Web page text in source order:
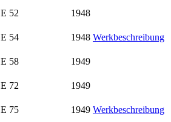
E 52
1948
E 54 1948 Werkbeschreibung
E 58
1949
E 72
1949
E 75 1949 Werkbeschreibung